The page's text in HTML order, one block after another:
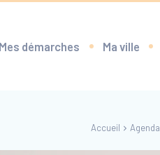
Mes démarches Ma ville
Accueil Agenda